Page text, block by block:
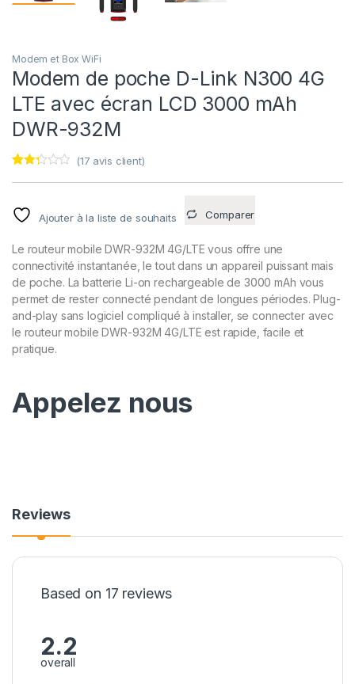
Modem et Box WiFi
Modem de poche D-Link N300 4G
LTE avec écran LCD 3000 mAh
DWR-932M
2.18
5
basé
ons
client
(17 avis client)
Ajouter à la liste de souhaits Comparer
Le routeur mobile DWR-932M 4G/LTE vous offre une
connectivité instantanée, le tout dans un appareil puissant mais
de poche. La batterie Li-on rechargeable de 3000 mAh vous
permet de rester connecté pendant de longues périodes. Plug-
and-play sans logiciel compliqué à installer, se connecter avec
le routeur mobile DWR-932M 4G/LTE est rapide, facile et
pratique.
Appelez nous
Reviews
Based on 17 reviews
2.2
overall